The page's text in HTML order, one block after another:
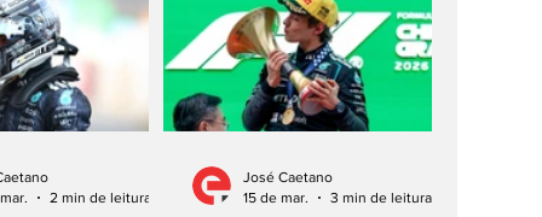
Damon Hill e Mika
é, também, o
a comemorar,
as primeiras
italiano de 19 anos
registos! Kimi
terceira vez consecutiva,
igualando os registos de duas
lendas da categoria, Ayrton
Senna e Michael Schumacher,
primeiras três “poles positions”
na categoria de forma
2 min de leitura
José Caetano
15 de mar.
3 min de leitura